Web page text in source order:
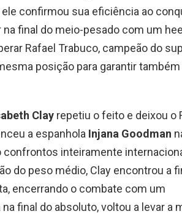
confirmou sua eficiência ao
final do meio-pesado com um
Rafael Trabuco, campeão do
posição para garantir
Clay repetiu o feito e deixou o
a espanhola Injana Goodman
inteiramente
do peso médio, Clay encontrou a
encerrando o combate com um
final do absoluto, voltou a levar a